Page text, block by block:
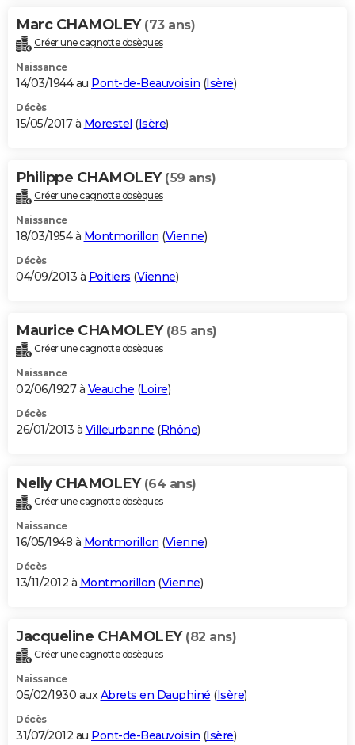
Marc CHAMOLEY (73 ans)
Créer une cagnotte obsèques
Naissance
14/03/1944 au Pont-de-Beauvoisin (Isère)
Décès
15/05/2017 à Morestel (Isère)
Philippe CHAMOLEY (59 ans)
Créer une cagnotte obsèques
Naissance
18/03/1954 à Montmorillon (Vienne)
Décès
04/09/2013 à Poitiers (Vienne)
Maurice CHAMOLEY (85 ans)
Créer une cagnotte obsèques
Naissance
02/06/1927 à Veauche (Loire)
Décès
26/01/2013 à Villeurbanne (Rhône)
Nelly CHAMOLEY (64 ans)
Créer une cagnotte obsèques
Naissance
16/05/1948 à Montmorillon (Vienne)
Décès
13/11/2012 à Montmorillon (Vienne)
Jacqueline CHAMOLEY (82 ans)
Créer une cagnotte obsèques
Naissance
05/02/1930 auxAbrets en Dauphiné (Isère)
Décès
31/07/2012 au Pont-de-Beauvoisin (Isère)